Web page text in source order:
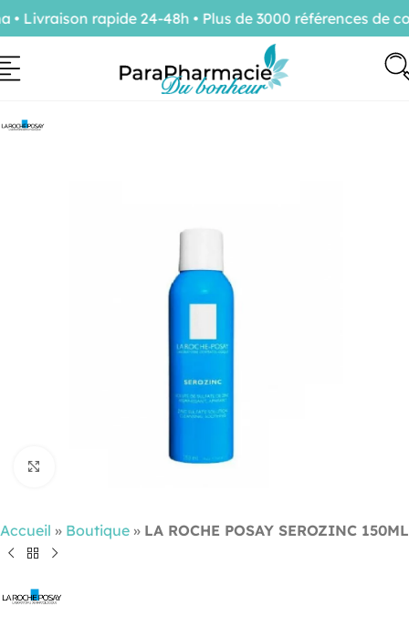
Cliquez pour agrandir
Accueil » Boutique » LA ROCHE POSAY SEROZINC 150ML
rapide 24-48h • Plus de 3000 références de